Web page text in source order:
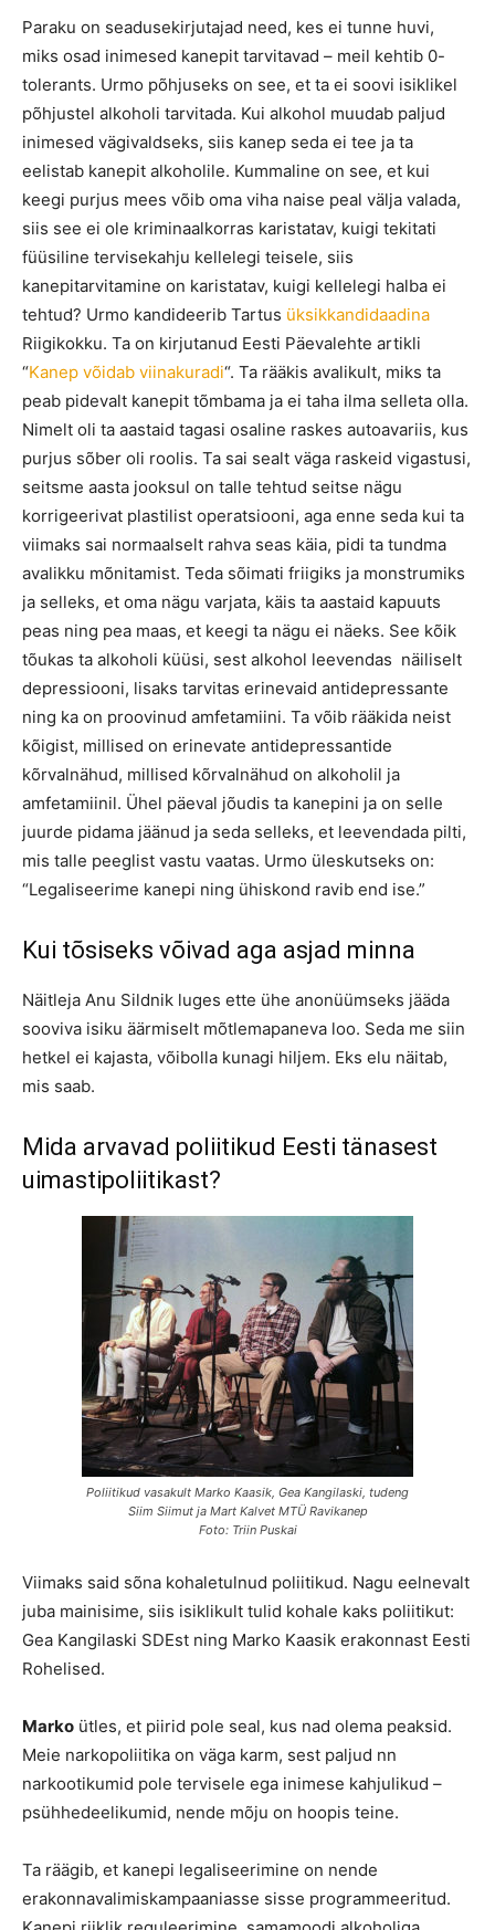
Paraku on seadusekirjutajad need, kes ei tunne huvi,
miks osad inimesed kanepit tarvitavad – meil kehtib 0-
tolerants. Urmo põhjuseks on see, et ta ei soovi isiklikel
põhjustel alkoholi tarvitada. Kui alkohol muudab paljud
inimesed vägivaldseks, siis kanep seda ei tee ja ta
eelistab kanepit alkoholile. Kummaline on see, et kui
keegi purjus mees võib oma viha naise peal välja valada,
siis see ei ole kriminaalkorras karistatav, kuigi tekitati
füüsiline tervisekahju kellelegi teisele, siis
kanepitarvitamine on karistatav, kuigi kellelegi halba ei
tehtud? Urmo kandideerib Tartus üksikkandidaadina
Riigikokku. Ta on kirjutanud Eesti Päevalehte artikli
“Kanep võidab viinakuradi“. Ta rääkis avalikult, miks ta
peab pidevalt kanepit tõmbama ja ei taha ilma selleta olla.
Nimelt oli ta aastaid tagasi osaline raskes autoavariis, kus
purjus sõber oli roolis. Ta sai sealt väga raskeid vigastusi,
seitsme aasta jooksul on talle tehtud seitse nägu
korrigeerivat plastilist operatsiooni, aga enne seda kui ta
viimaks sai normaalselt rahva seas käia, pidi ta tundma
avalikku mõnitamist. Teda sõimati friigiks ja monstrumiks
ja selleks, et oma nägu varjata, käis ta aastaid kapuuts
peas ning pea maas, et keegi ta nägu ei näeks. See kõik
tõukas ta alkoholi küüsi, sest alkohol leevendas näiliselt
depressiooni, lisaks tarvitas erinevaid antidepressante
ning ka on proovinud amfetamiini. Ta võib rääkida neist
kõigist, millised on erinevate antidepressantide
kõrvalnähud, millised kõrvalnähud on alkoholil ja
amfetamiinil. Ühel päeval jõudis ta kanepini ja on selle
juurde pidama jäänud ja seda selleks, et leevendada pilti,
mis talle peeglist vastu vaatas. Urmo üleskutseks on:
“Legaliseerime kanepi ning ühiskond ravib end ise.”
Kui tõsiseks võivad aga asjad minna
Näitleja Anu Sildnik luges ette ühe anonüümseks jääda
sooviva isiku äärmiselt mõtlemapaneva loo. Seda me siin
hetkel ei kajasta, võibolla kunagi hiljem. Eks elu näitab,
mis saab.
Mida arvavad poliitikud Eesti tänasest
uimastipoliitikast?
Poliitikud vasakult Marko Kaasik, Gea Kangilaski, tudeng
Siim Siimut ja Mart Kalvet MTÜ Ravikanep
Foto: Triin Puskai
Viimaks said sõna kohaletulnud poliitikud. Nagu eelnevalt
juba mainisime, siis isiklikult tulid kohale kaks poliitikut:
Gea Kangilaski SDEst ning Marko Kaasik erakonnast Eesti
Rohelised.
Marko ütles, et piirid pole seal, kus nad olema peaksid.
Meie narkopoliitika on väga karm, sest paljud nn
narkootikumid pole tervisele ega inimese kahjulikud –
psühhedeelikumid, nende mõju on hoopis teine.
Ta räägib, et kanepi legaliseerimine on nende
erakonnavalimiskampaaniasse sisse programmeeritud.